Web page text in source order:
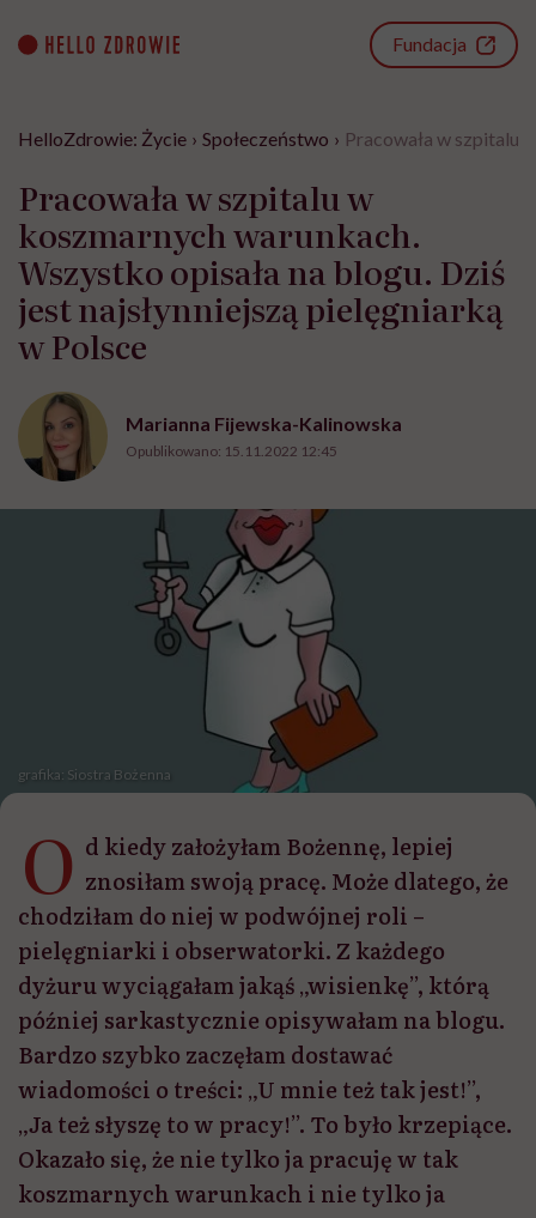
content
Fundacja
HelloZdrowie: Życie › Społeczeństwo › Pracowała w szpitalu
Pracowała w szpitalu w
koszmarnych warunkach.
Wszystko opisała na blogu. Dziś
jest najsłynniejszą pielęgniarką
w Polsce
Marianna Fijewska-Kalinowska
Opublikowano: 15.11.2022 12:45
grafika: Siostra Bożenna
O d kiedy założyłam Bożennę, lepiej
znosiłam swoją pracę. Może dlatego, że
chodziłam do niej w podwójnej roli –
pielęgniarki i obserwatorki. Z każdego
dyżuru wyciągałam jakąś „wisienkę”, którą
później sarkastycznie opisywałam na blogu.
Bardzo szybko zaczęłam dostawać
wiadomości o treści: „U mnie też tak jest!”,
„Ja też słyszę to w pracy!”. To było krzepiące.
Okazało się, że nie tylko ja pracuję w tak
koszmarnych warunkach i nie tylko ja